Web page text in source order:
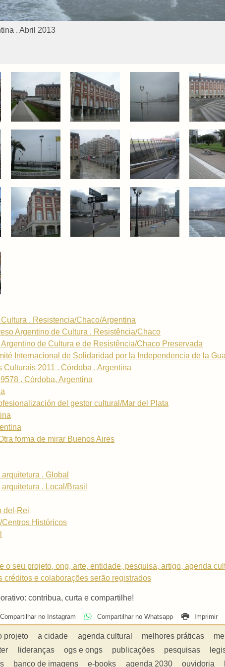
. Abril 2013
. Resistencia/Chaco/Argentina
Argentino de Cultura . Resistência/Chaco
de Cultura e de Resistência/Chaco Preservada
Internacional de Solidaridad por la Independencia de la
2011 . Córdoba . Argentina
. Córdoba, Argentina
del gestor cultural/Mar del Plata
forma de mirar Buenos Aires
. Global
. Local/Brasil
del-Rei
Históricos
o seu projeto, ong, arte, entidade, pesquisa, artigo, agenda
créditos e colaborações serão registrados
contribua, curta e compartilhe!
Compartilhar no Instagram Compartilhar no Whatsapp Imprimir
projeto a cidade agenda cultural melhores práticas
lideranças ogs e ongs publicações pesquisas
banco de imagens e-books agenda 2030 ouvidoria